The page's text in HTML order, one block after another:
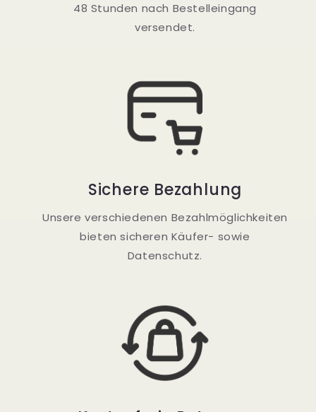
48 Stunden nach Bestelleingang
versendet.
Sichere Bezahlung
Unsere verschiedenen Bezahlmöglichkeiten
bieten sicheren Käufer- sowie
Datenschutz.